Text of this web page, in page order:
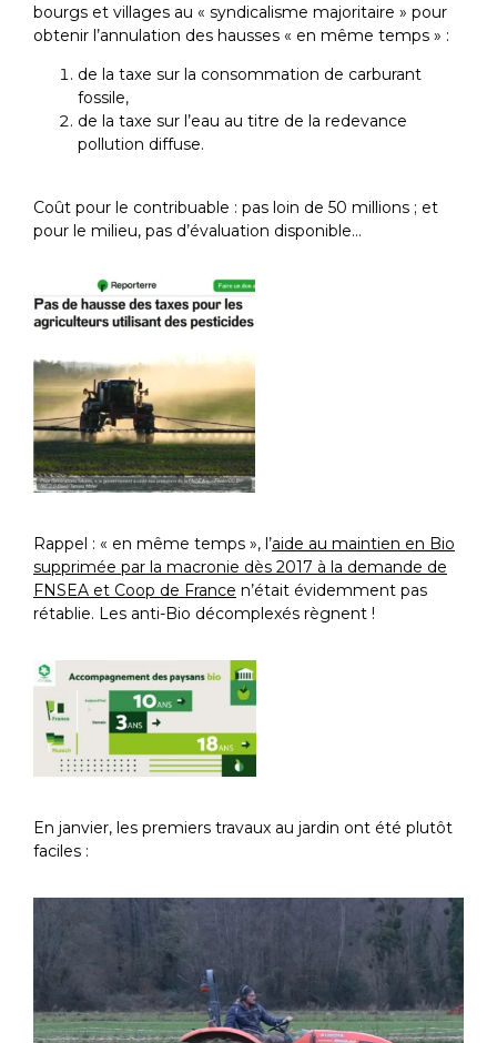
bourgs et villages au « syndicalisme majoritaire » pour
obtenir l’annulation des hausses « en même temps » :
de la taxe sur la consommation de carburant
fossile,
de la taxe sur l’eau au titre de la redevance
pollution diffuse.
Coût pour le contribuable : pas loin de 50 millions ; et
pour le milieu, pas d’évaluation disponible…
Rappel : « en même temps », l’aide au maintien en Bio
supprimée par la macronie dès 2017 à la demande de
FNSEA et Coop de France n’était évidemment pas
rétablie. Les anti-Bio décomplexés règnent !
En janvier, les premiers travaux au jardin ont été plutôt
faciles :